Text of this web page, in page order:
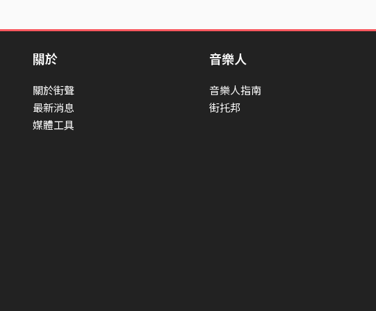
關於
關於街聲
最新消息
媒體工具
音樂人
音樂人指南
街托邦